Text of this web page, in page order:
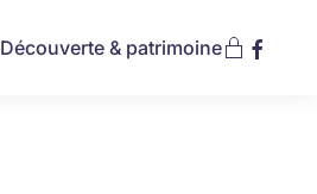
Découverte & patrimoine